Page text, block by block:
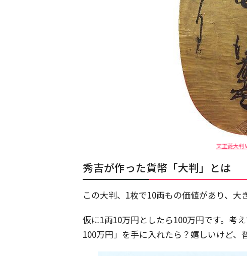
天正菱大判
秀吉が作った貨幣「大判」とは
この大判、1枚で10両もの価値があり、大
仮に1両10万円としたら100万円です。考
100万円」を手に入れたら？嬉しいけど、